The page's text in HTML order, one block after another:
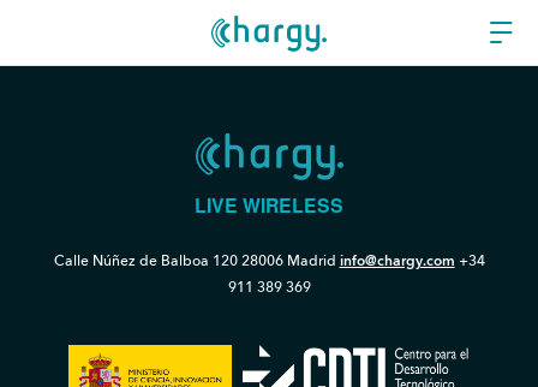
LIVE WIRELESS
Calle Núñez de Balboa 12028006 Madrid info@chargy.com +34
911 389 369